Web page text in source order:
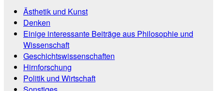
Ästhetik und Kunst
Denken
Einige interessante Beiträge aus Philosophie und
Wissenschaft
Geschichtswissenschaften
Hirnforschung
Politik und Wirtschaft